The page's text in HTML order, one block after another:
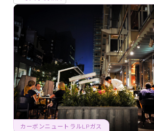
カーボンニュートラルLPガス